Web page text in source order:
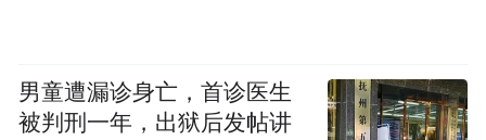
男童遭漏诊身亡，首诊医生
被判刑一年，出狱后发帖讲